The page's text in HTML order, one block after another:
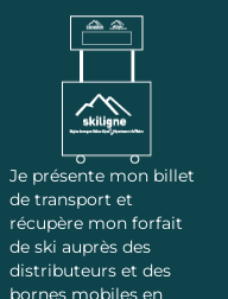
Je présente mon billet
de transport et
récupère mon forfait
de ski auprès des
distributeurs et des